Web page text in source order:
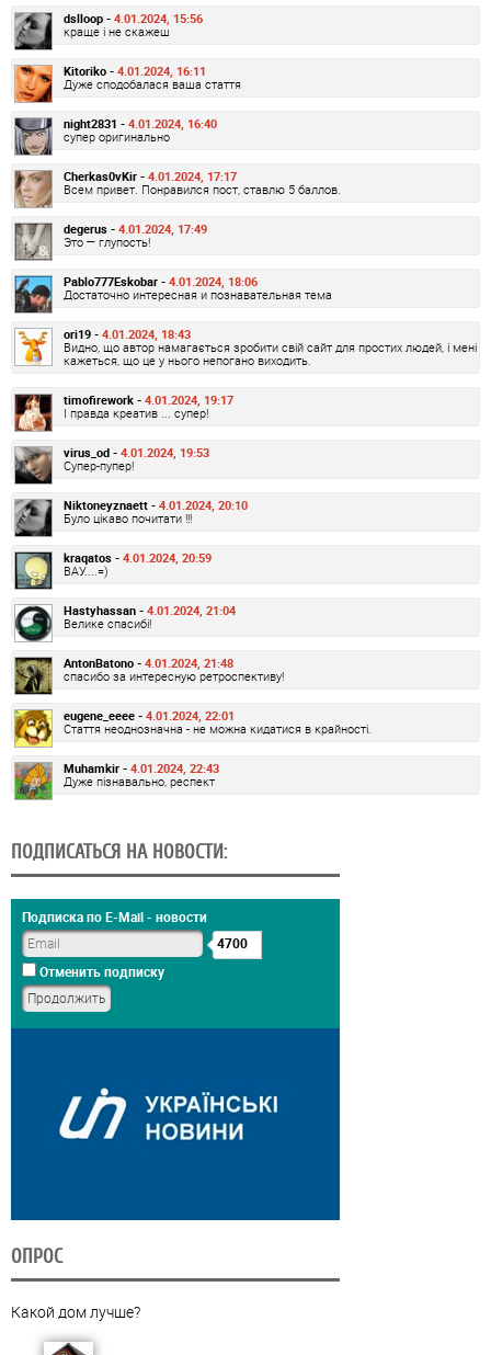
dslloop - 4.01.2024, 15:56
краще і не скажеш
Kitoriko - 4.01.2024, 16:11
Дуже сподобалася ваша стаття
night2831 - 4.01.2024, 16:40
супер оригинально
Cherkas0vKir - 4.01.2024, 17:17
Всем привет. Понравился пост, ставлю 5 баллов.
degerus - 4.01.2024, 17:49
Это — глупость!
Pablo777Eskobar - 4.01.2024, 18:06
Достаточно интересная и познавательная тема
ori19 - 4.01.2024, 18:43
Видно, що автор намагається зробити свій сайт для простих людей, і мені
кажеться, що це у нього непогано виходить.
timofirework - 4.01.2024, 19:17
І правда креатив ... супер!
virus_od - 4.01.2024, 19:53
Супер-пупер!
Niktoneyznaett - 4.01.2024, 20:10
Було цікаво почитати !!!
kraqatos - 4.01.2024, 20:59
ВАУ....=)
Hastyhassan - 4.01.2024, 21:04
Велике спасибі!
AntonBatono - 4.01.2024, 21:48
спасибо за интересную ретроспективу!
eugene_eeee - 4.01.2024, 22:01
Стаття неоднозначна - не можна кидатися в крайності.
Muhamkir - 4.01.2024, 22:43
Дуже пізнавально, респект
ПОДПИСАТЬСЯ НА НОВОСТИ:
Подписка по E-Mail - новости
4700
Отменить подписку
ОПРОС
Какой дом лучше?